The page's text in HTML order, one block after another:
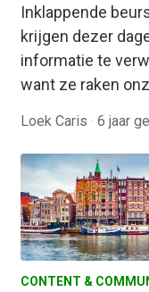
Inklappende
krijgen dezer
informatie te
want ze raken
Loek Caris · 6 jaar
CONTENT &